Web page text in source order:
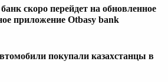
скоро перейдет на обновленное
приложение Otbasy bank
покупали казахстанцы в